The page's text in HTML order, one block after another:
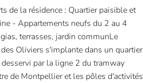
de la résidence : Quartier paisible et
- Appartements neufs du 2 au 4
terrasses, jardin communLe
Oliviers s'implante dans un quartier
par la ligne 2 du tramway
de Montpellier et les pôles d'activités